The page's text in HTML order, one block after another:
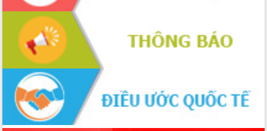
chuyển đổi số
Phó Chủ tịch Thường trực UBND tỉnh
Hồ Thị Nguyên Thảo làm việc tại Trung
tâm Phục vụ hành chính công xã Ea
Phê
Xây dựng nền hành chính số đồng
hành cùng nông dân dân, doanh nghiệp
Giai đoạn 2026-2030, Đắk Lắk phấn
đấu có 77% xã đạt chuẩn nông thôn
mới